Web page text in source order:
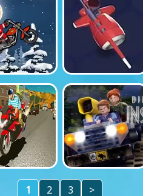
1 2 3 >